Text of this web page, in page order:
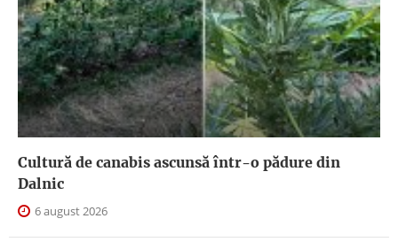
Cultură de canabis ascunsă într-o pădure din
Dalnic
6 august 2026